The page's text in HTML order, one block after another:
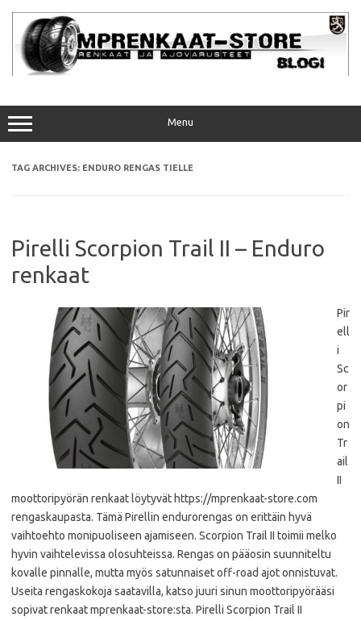
content
Menu
TAG ARCHIVES: ENDURO RENGAS TIELLE
Pirelli Scorpion Trail II – Enduro
renkaat
Pir
ell
i
Sc
or
pi
on
Tr
ail
II
moottoripyörän renkaat löytyvät https://mprenkaat-store.com
rengaskaupasta. Tämä Pirellin endurorengas on erittäin hyvä
vaihtoehto monipuoliseen ajamiseen. Scorpion Trail II toimii melko
hyvin vaihtelevissa olosuhteissa. Rengas on pääosin suunniteltu
kovalle pinnalle, mutta myös satunnaiset off-road ajot onnistuvat.
Useita rengaskokoja saatavilla, katso juuri sinun moottoripyörääsi
sopivat renkaat mprenkaat-store:sta. Pirelli Scorpion Trail II